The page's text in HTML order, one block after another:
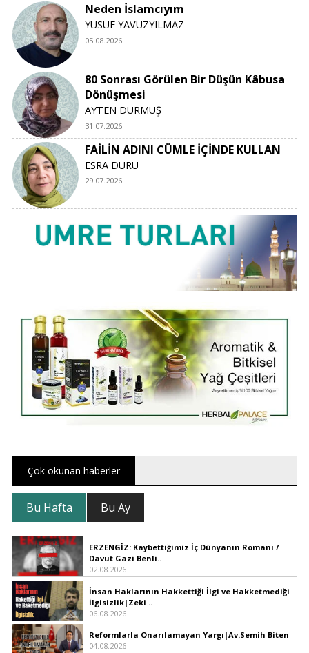
Neden İslamcıyım
YUSUF YAVUZYILMAZ
05.08.2026
80 Sonrası Görülen Bir Düşün Kâbusa
Dönüşmesi
AYTEN DURMUŞ
31.07.2026
FAİLİN ADINI CÜMLE İÇİNDE KULLAN
ESRA DURU
29.07.2026
Çok okunan haberler
Bu Hafta Bu Ay
ERZENGİZ: Kaybettiğimiz İç Dünyanın Romanı /
Davut Gazi Benli..
02.08.2026
İnsan Haklarının Hakkettiği İlgi ve Hakketmediği
İlgisizlik|Zeki ..
06.08.2026
Reformlarla Onarılamayan Yargı|Av.Semih Biten
04.08.2026